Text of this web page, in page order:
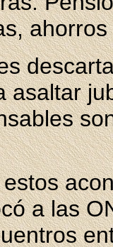
asaltar
a las